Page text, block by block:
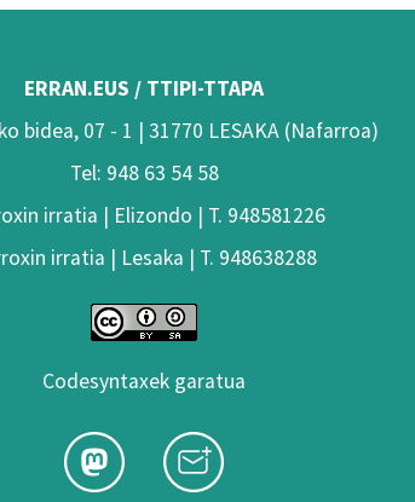
ERRAN.EUS / TTIPI-TTAPA
bidea, 07 - 1 | 31770 LESAKA (Nafarroa)
Tel: 948 63 54 58
irratia | Elizondo | T. 948581226
irratia | Lesaka | T. 948638288
Codesyntaxek garatua